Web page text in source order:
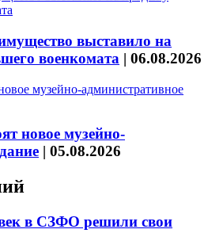
выставило на
военкомата | 06.08.2026
новое музейно-
| 05.08.2026
в СЗФО решили свои